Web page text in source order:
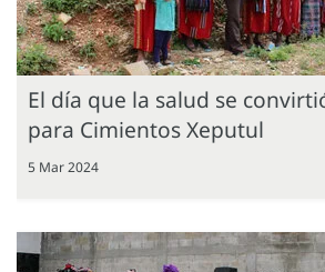
El día que la salud se
para Cimientos Xeputul
5 Mar 2024